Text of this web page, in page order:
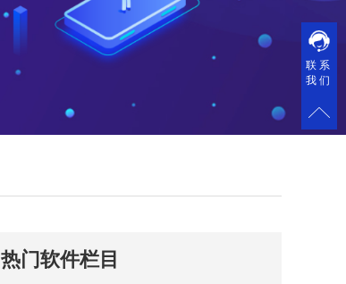
热门软件栏目
联系
我们